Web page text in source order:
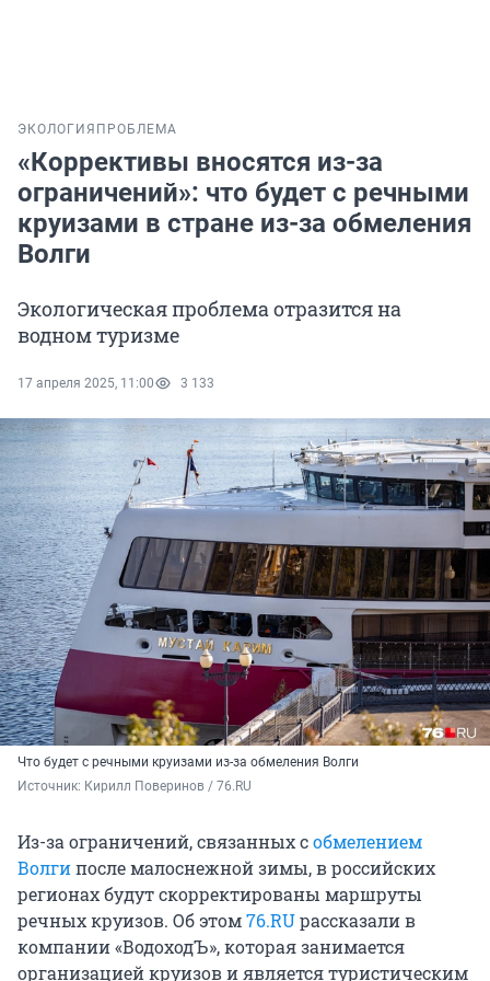
ЭКОЛОГИЯ ПРОБЛЕМА
«Коррективы вносятся из-за
ограничений»: что будет с речными
круизами в стране из-за обмеления
Волги
Экологическая проблема отразится на
водном туризме
17 апреля 2025, 11:00 3 133
Что будет с речными круизами из-за обмеления Волги
Источник: Кирилл Поверинов / 76.RU
Из-за ограничений, связанных собмелением
Волгипосле малоснежной зимы, в российских
регионах будут скорректированы маршруты
речных круизов. Об этом76.RUрассказали в
компании «ВодоходЪ», которая занимается
организацией круизов и является туристическим